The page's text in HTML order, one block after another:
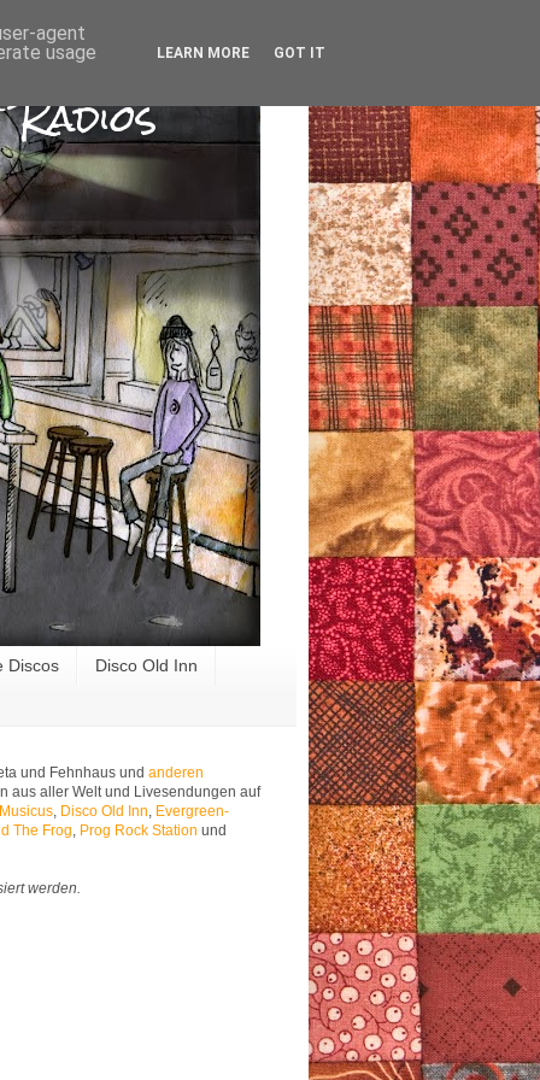
Discos Disco Old Inn
und Fehnhaus und anderen
aus aller Welt und Livesendungen auf
Disco Old Inn Evergreen-
The Frog Prog Rock Station und
werden.
agent
usage
LEARN MORE GOT IT